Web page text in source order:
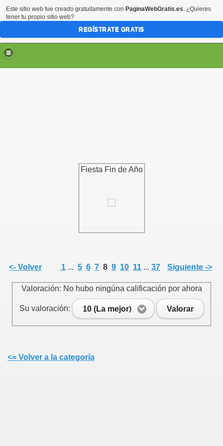
Fiesta Fin de Año
<- Volver 1 ... 5 6 7 8 9 10 11 ... 37 Siguiente ->
Valoración: No hubo ningúna calificación por ahora
Su valoración: 10 (La mejor) Valorar
<= Volver a la categoría
Este sitio web fue creado gratuitamente con PaginaWebGratis.es. ¿Quieres
tener tu propio sitio web?
REGÍSTRATE GRATIS